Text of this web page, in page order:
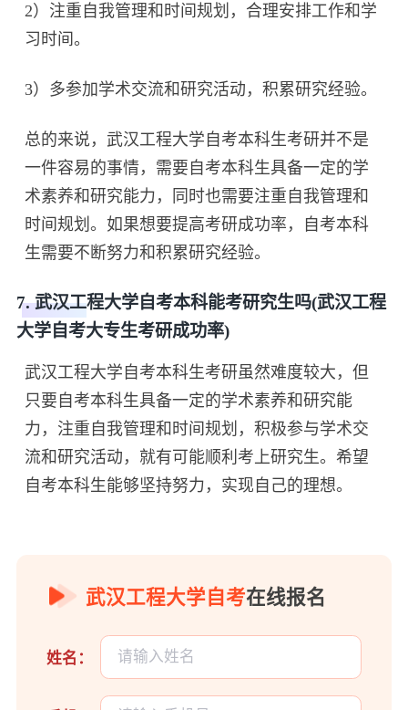
2）注重自我管理和时间规划，合理安排工作和学
习时间。
3）多参加学术交流和研究活动，积累研究经验。
总的来说，武汉工程大学自考本科生考研并不是
一件容易的事情，需要自考本科生具备一定的学
术素养和研究能力，同时也需要注重自我管理和
时间规划。如果想要提高考研成功率，自考本科
生需要不断努力和积累研究经验。
7. 武汉工程大学自考本科能考研究生吗(武汉工程
大学自考大专生考研成功率)
武汉工程大学自考本科生考研虽然难度较大，但
只要自考本科生具备一定的学术素养和研究能
力，注重自我管理和时间规划，积极参与学术交
流和研究活动，就有可能顺利考上研究生。希望
自考本科生能够坚持努力，实现自己的理想。
武汉工程大学自考在线报名
姓名：